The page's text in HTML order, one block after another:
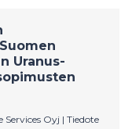
edut ja -
Uranus-
Services Oyj | Tiedote